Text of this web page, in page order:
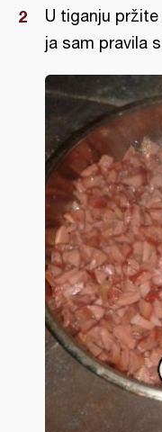
U tiganju
ja sam pravila